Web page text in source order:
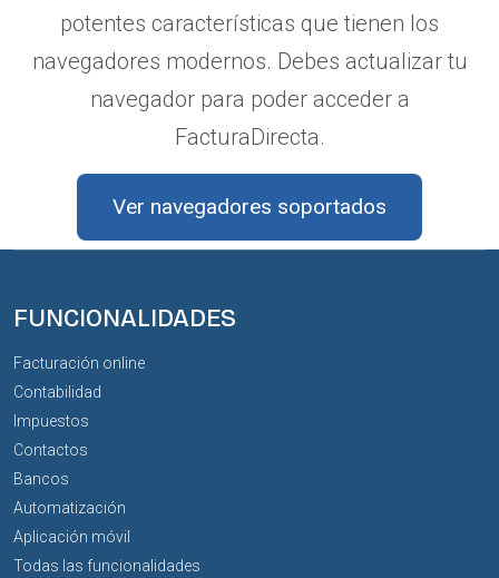
potentes características que tienen los
navegadores modernos. Debes actualizar tu
navegador para poder acceder a
FacturaDirecta.
Ver navegadores soportados
FUNCIONALIDADES
Facturación online
Contabilidad
Impuestos
Contactos
Bancos
Automatización
Aplicación móvil
Todas las funcionalidades